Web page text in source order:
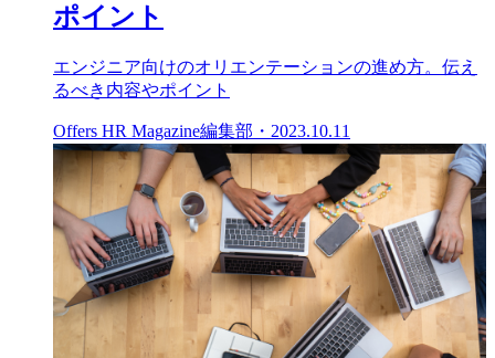
ポイント
エンジニア向けのオリエンテーションの進め方。伝え
るべき内容やポイント
Offers HR Magazine編集部 ・ 2023.10.11